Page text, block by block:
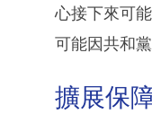
心接下來可
可能因共和
擴展保